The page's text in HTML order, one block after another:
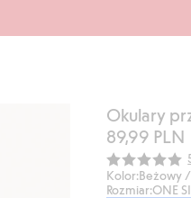
Okulary
89,99 PLN
Kolor:Beżowy
Rozmiar:ONE